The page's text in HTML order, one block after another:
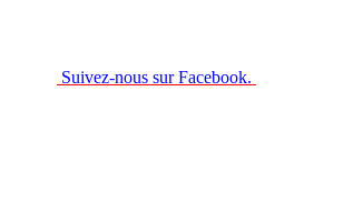
Suivez-nous sur Facebook.